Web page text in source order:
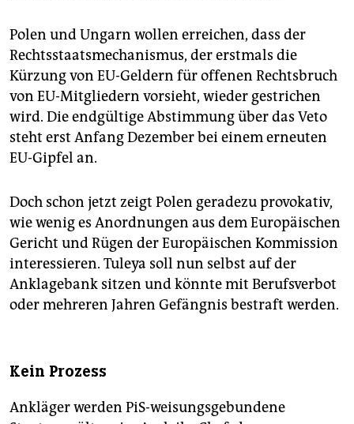
Polen und Ungarn wollen erreichen, dass der
Rechtsstaatsmechanismus, der erstmals die
Kürzung von EU-Geldern für offenen Rechtsbruch
von EU-Mitgliedern vorsieht, wieder gestrichen
wird. Die endgültige Abstimmung über das Veto
steht erst Anfang Dezember bei einem erneuten
EU-Gipfel an.
Doch schon jetzt zeigt Polen geradezu provokativ,
wie wenig es Anordnungen aus dem Europäischen
Gericht und Rügen der Europäischen Kommission
interessieren. Tuleya soll nun selbst auf der
Anklagebank sitzen und könnte mit Berufsverbot
oder mehreren Jahren Gefängnis bestraft werden.
Kein Prozess
Ankläger werden PiS-weisungsgebundene